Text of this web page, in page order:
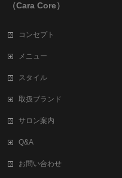
（Cara Core）
コンセプト
メニュー
スタイル
取扱ブランド
サロン案内
Q&A
お問い合わせ